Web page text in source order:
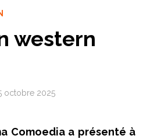
western
octobre 2025
Comoedia a présenté à